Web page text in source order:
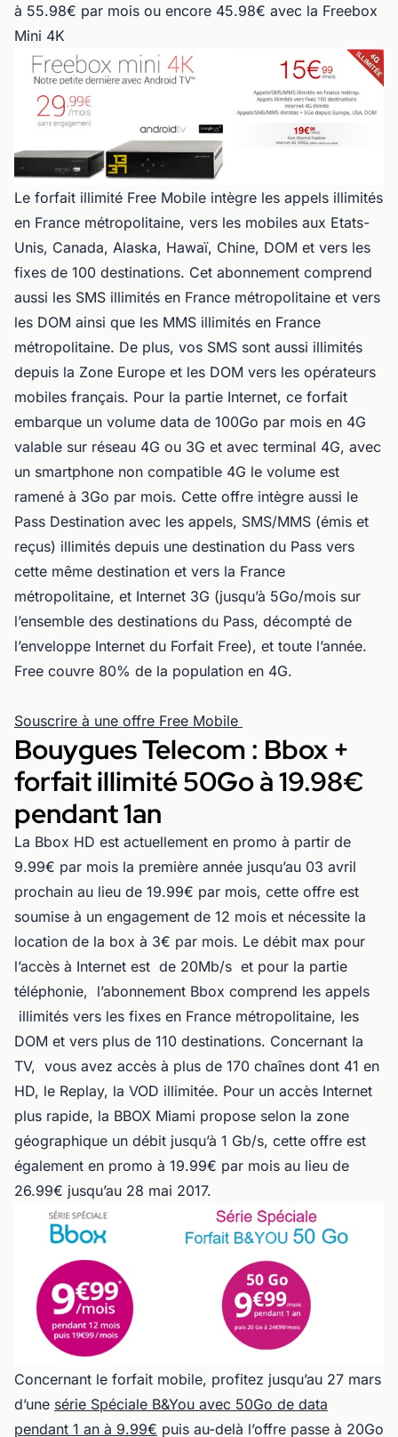
à 55.98€ par mois ou encore 45.98€ avec la Freebox
Mini 4K
Le forfait illimité Free Mobile intègre les appels illimités
en France métropolitaine, vers les mobiles aux Etats-
Unis, Canada, Alaska, Hawaï, Chine, DOM et vers les
fixes de 100 destinations. Cet abonnement comprend
aussi les SMS illimités en France métropolitaine et vers
les DOM ainsi que les MMS illimités en France
métropolitaine. De plus, vos SMS sont aussi illimités
depuis la Zone Europe et les DOM vers les opérateurs
mobiles français. Pour la partie Internet, ce forfait
embarque un volume data de 100Go par mois en 4G
valable sur réseau 4G ou 3G et avec terminal 4G, avec
un smartphone non compatible 4G le volume est
ramené à 3Go par mois. Cette offre intègre aussi le
Pass Destination avec les appels, SMS/MMS (émis et
reçus) illimités depuis une destination du Pass vers
cette même destination et vers la France
métropolitaine, et Internet 3G (jusqu’à 5Go/mois sur
l’ensemble des destinations du Pass, décompté de
l’enveloppe Internet du Forfait Free), et toute l’année.
Free couvre 80% de la population en 4G.
Souscrire à une offre Free Mobile
Bouygues Telecom : Bbox +
forfait illimité 50Go à 19.98€
pendant 1an
La Bbox HD est actuellement en promo à partir de
9.99€ par mois la première année jusqu’au 03 avril
prochain au lieu de 19.99€ par mois, cette offre est
soumise à un engagement de 12 mois et nécessite la
location de la box à 3€ par mois. Le débit max pour
l’accès à Internet est de 20Mb/s et pour la partie
téléphonie, l’abonnement Bbox comprend les appels
illimités vers les fixes en France métropolitaine, les
DOM et vers plus de 110 destinations. Concernant la
TV, vous avez accès à plus de 170 chaînes dont 41 en
HD, le Replay, la VOD illimitée. Pour un accès Internet
plus rapide, la BBOX Miami propose selon la zone
géographique un débit jusqu’à 1 Gb/s, cette offre est
également en promo à 19.99€ par mois au lieu de
26.99€ jusqu’au 28 mai 2017.
Concernant le forfait mobile, profitez jusqu’au 27 mars
d’une série Spéciale B&You avec 50Go de data
pendant 1 an à 9.99€ puis au-delà l’offre passe à 20Go